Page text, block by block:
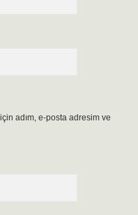
adım, e-posta adresim ve